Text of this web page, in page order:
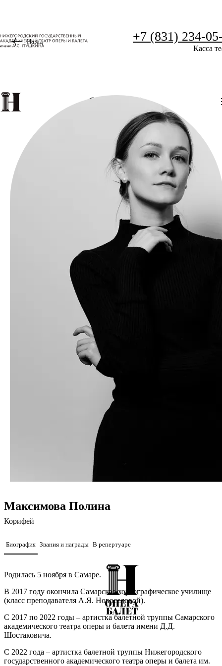
+7 (831) 234-
Касса
Назад
Максимова Полина
Корифей
Биография Звания и награды В репертуаре
Родилась 5 ноября в Самаре.
В 2017 году окончила Самарское хореографическое училище
(класс преподавателя А.Я. Новоселовой).
С 2017 по 2022 годы – артистка балетной труппы Самарского
академического театра оперы и балета имени Д.Д.
Шостаковича.
С 2022 года – артистка балетной труппы Нижегородского
государственного академического театра оперы и балета им.